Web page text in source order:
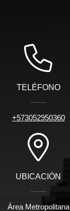
TELÉFONO
+573052950360
UBICACIÓN
Área Metropolitana